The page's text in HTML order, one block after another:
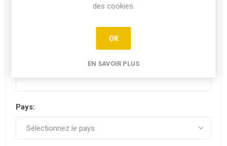
Pays:
des cookies.
OK
EN SAVOIR PLUS